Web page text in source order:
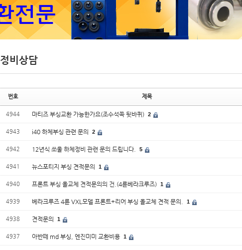
정비상담
번호 제목
4944 마티즈 부싱교환 가능한가요(조수석쪽 뒷바퀴) 2
4943 i40 하체부싱 관련 문의 2
4942 12년식 쏘울 하체정비 관련 문의 드립니다. 5
4941 뉴스포티지 부싱 견적문의 1
4940 프론트 부싱 올교체 견적문의의 건.(4륜베라크루즈) 1
4939 베라크루즈 4륜 VXL모델 프론트+리어 부싱 올교체 견적 문의. 1
4938 견적문의 1
4937 아반떼 md 부싱, 엔진미미 교환비용 1